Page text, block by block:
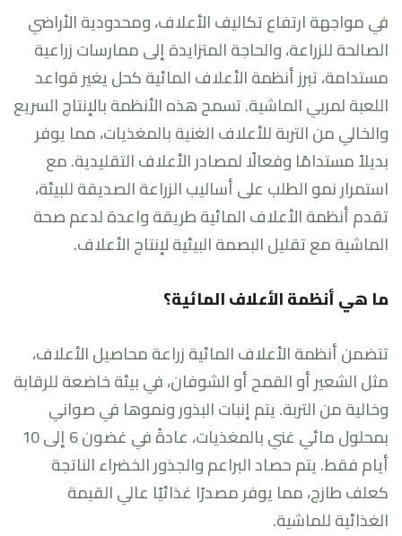
في مواجهة ارتفاع تكاليف الأعلاف، ومحدودية الأراضي
الصالحة للزراعة، والحاجة المتزايدة إلى ممارسات زراعية
مستدامة، تبرز أنظمة الأعلاف المائية كحل يغير قواعد
اللعبة لمربي الماشية. تسمح هذه الأنظمة بالإنتاج السريع
والخالي من التربة للأعلاف الغنية بالمغذيات، مما يوفر
بديلاً مستدامًا وفعالًا لمصادر الأعلاف التقليدية. مع
استمرار نمو الطلب على أساليب الزراعة الصديقة للبيئة،
تقدم أنظمة الأعلاف المائية طريقة واعدة لدعم صحة
الماشية مع تقليل البصمة البيئية لإنتاج الأعلاف.
ما هي أنظمة الأعلاف المائية؟
تتضمن أنظمة الأعلاف المائية زراعة محاصيل الأعلاف،
مثل الشعير أو القمح أو الشوفان، في بيئة خاضعة للرقابة
وخالية من التربة. يتم إنبات البذور ونموها في صواني
بمحلول مائي غني بالمغذيات، عادةً في غضون 6 إلى 10
أيام فقط. يتم حصاد البراعم والجذور الخضراء الناتجة
كعلف طازج، مما يوفر مصدرًا غذائيًا عالي القيمة
الغذائية للماشية.